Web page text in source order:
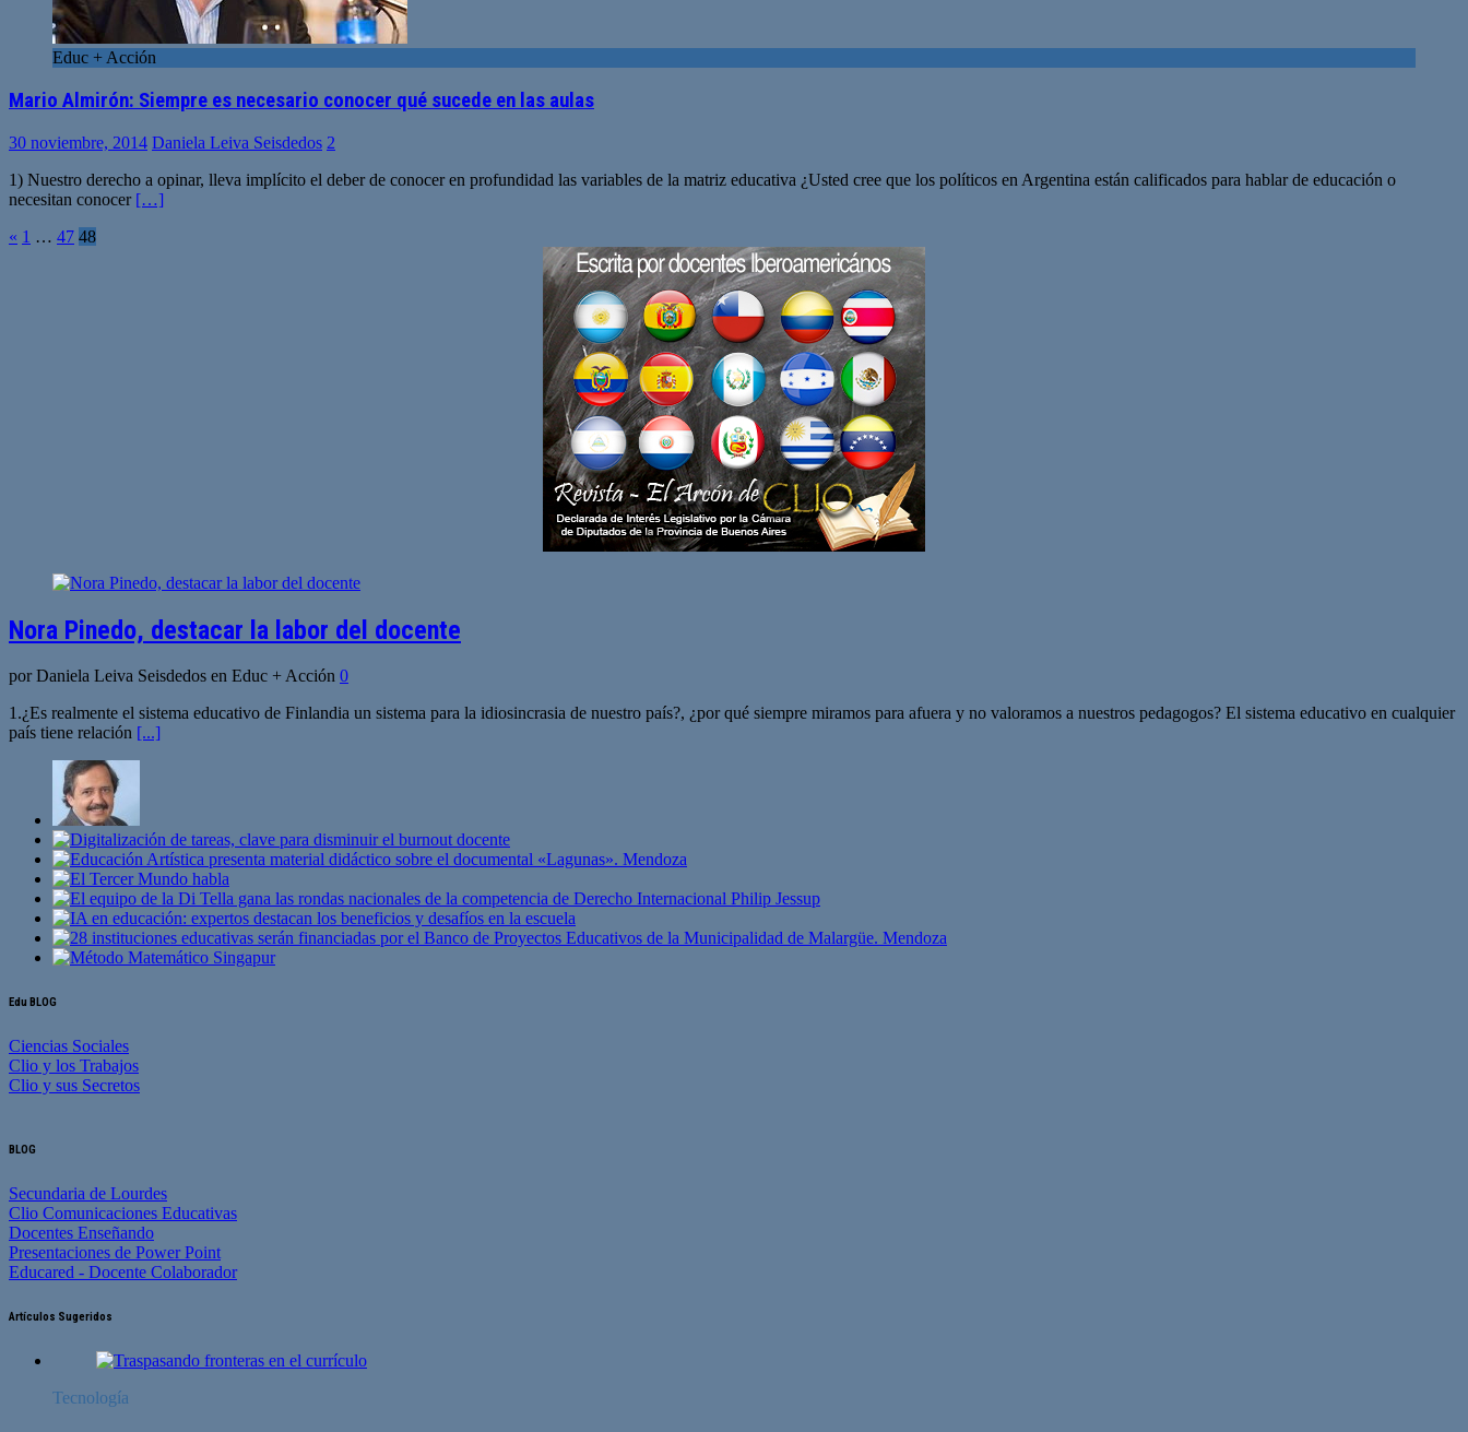
Educ + Acción
Mario Almirón: Siempre es necesario conocer qué sucede en las aulas
30 noviembre, 2014 Daniela Leiva Seisdedos 2
1) Nuestro derecho a opinar, lleva implícito el deber de conocer en profundidad las variables de la matriz educativa ¿Usted cree que los políticos en Argentina están calificados para hablar de educación o
necesitan conocer […]
Paginación
« 1 … 47 48
Nora Pinedo, destacar la labor del docente
por Daniela Leiva Seisdedos en Educ + Acción 0
1.¿Es realmente el sistema educativo de Finlandia un sistema para la idiosincrasia de nuestro país?, ¿por qué siempre miramos para afuera y no valoramos a nuestros pedagogos? El sistema educativo en cualquier
país tiene relación [...]
Edu BLOG
Ciencias Sociales
Clio y los Trabajos
Clio y sus Secretos
BLOG
Secundaria de Lourdes
Clio Comunicaciones Educativas
Docentes Enseñando
Presentaciones de Power Point
Educared - Docente Colaborador
Artículos Sugeridos
Tecnología